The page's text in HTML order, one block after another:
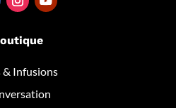
& Infusions